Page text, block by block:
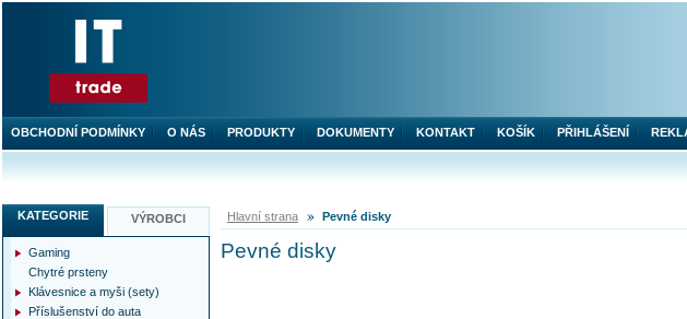
Hlavní strana Pevné disky
Pevné disky
KATEGORIE VÝROBCI
Gaming
Chytré prsteny
Klávesnice a myši (sety)
Příslušenství do auta
OBCHODNÍ PODMÍNKY O NÁS PRODUKTY DOKUMENTY KONTAKT KOŠÍK PŘIHLÁŠENÍ